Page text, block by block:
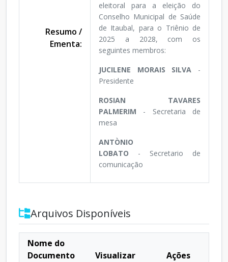
Resumo /
Ementa:
eleitoral para a eleição do
Conselho Municipal de Saúde
de Itaubal, para o Triênio de
2025 a 2028, com os
seguintes membros:
JUCILENE MORAIS SILVA -
Presidente
ROSIAN TAVARES
PALMERIM - Secretaria de
mesa
ANTÒNIO
LOBATO - Secretario de
comunicação
Arquivos Disponíveis
Nome do
Documento
Visualizar
Ações